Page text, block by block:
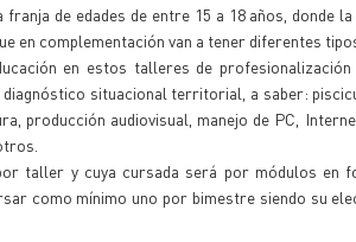
de edades de entre 15 a 18 años, donde
en complementación van a tener diferentes
en estos talleres de
situacional territorial, a saber:
producción audiovisual, manejo de PC,
taller y cuya cursada será por módulos en
como mínimo uno por bimestre siendo su